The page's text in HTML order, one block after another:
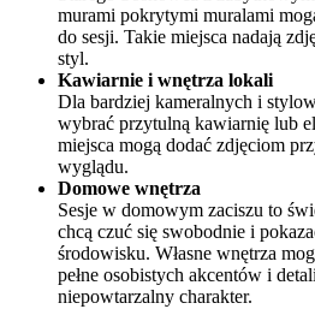
murami pokrytymi muralami
do sesji. Takie miejsca nadają
styl.
Kawiarnie i wnętrza lokali
Dla bardziej kameralnych i
wybrać przytulną kawiarnię lub
miejsca mogą dodać zdjęciom
wyglądu.
Domowe wnętrza
Sesje w domowym zaciszu to
chcą czuć się swobodnie i
środowisku. Własne wnętrza
pełne osobistych akcentów i
niepowtarzalny charakter.